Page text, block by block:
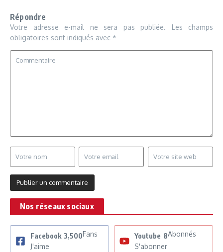
Répondre
Votre adresse e-mail ne sera pas publiée.
Les champs
obligatoires sont indiqués avec *
Nos réseaux sociaux
Facebook 3,500Fans
J'aime
Youtube 8Abonnés
S'abonner